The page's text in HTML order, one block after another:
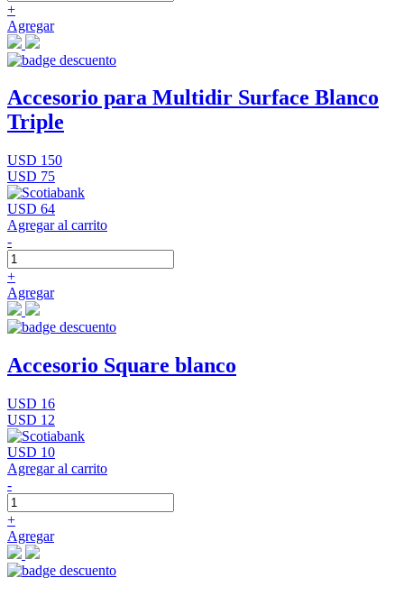
+
Agregar
Accesorio para Multidir Surface Blanco
Triple
USD 150
USD 75
USD 64
Agregar al carrito
-
+
Agregar
Accesorio Square blanco
USD 16
USD 12
USD 10
Agregar al carrito
-
+
Agregar